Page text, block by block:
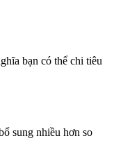
bạn có thể chi tiêu
sung nhiều hơn so